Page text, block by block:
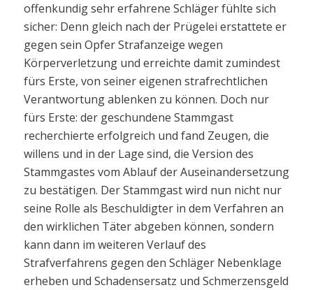
offenkundig sehr erfahrene Schläger fühlte sich
sicher: Denn gleich nach der Prügelei erstattete er
gegen sein Opfer Strafanzeige wegen
Körperverletzung und erreichte damit zumindest
fürs Erste, von seiner eigenen strafrechtlichen
Verantwortung ablenken zu können. Doch nur
fürs Erste: der geschundene Stammgast
recherchierte erfolgreich und fand Zeugen, die
willens und in der Lage sind, die Version des
Stammgastes vom Ablauf der Auseinandersetzung
zu bestätigen. Der Stammgast wird nun nicht nur
seine Rolle als Beschuldigter in dem Verfahren an
den wirklichen Täter abgeben können, sondern
kann dann im weiteren Verlauf des
Strafverfahrens gegen den Schläger Nebenklage
erheben und Schadensersatz und Schmerzensgeld